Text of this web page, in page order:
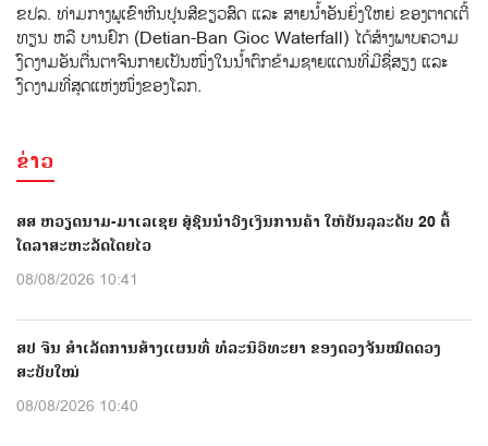
ຂປລ. ທ່າມກາງພູເຂົາຫີນປູນສີຂຽວສົດ ແລະ ສາຍນໍ້າອັນຍິ່ງໃຫຍ່ ຂອງຕາດເຕີ້
ທຽນ ຫລື ບານຢົກ (Detian-Ban Gioc Waterfall) ໄດ້ສ້າງພາບຄວາມ
ງົດງາມອັນຕື່ນຕາຈົນກາຍເປັນໜຶ່ງໃນນໍ້າຕົກຂ້າມຊາຍແດນທີ່ມີຊື່ສຽງ ແລະ
ງົດງາມທີ່ສຸດແຫ່ງໜຶ່ງຂອງໂລກ.
ຂ່າວ
ສສ ຫວຽດນາມ-ມາເລເຊຍ ສູ້ຊົນນຳວົງເງິນການຄ້າ ໃຫ້ບັນລຸລະດັບ 20 ຕື້
ໂດລາສະຫະລັດໂດຍໄວ
08/08/2026 10:41
ສປ ຈີນ ສຳເລັດການສ້າງແຜນທີ່ ທໍລະນີວິທະຍາ ຂອງດວງຈັນໝົດດວງ
ສະບັບໃໝ່
08/08/2026 10:40